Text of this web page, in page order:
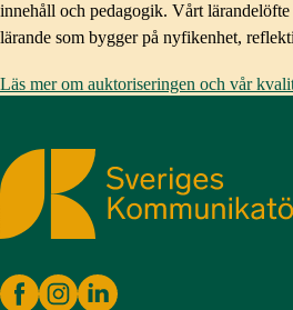
innehåll och pedagogik. Vårt lärandelöfte
lärande som bygger på nyfikenhet,
Läs mer om auktoriseringen och vår
Sveriges Kommunikatörer